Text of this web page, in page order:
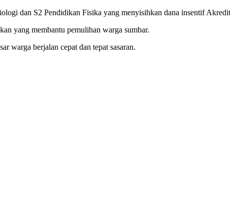
‌dan S2 Pendidikan Fisika yang menyisihkan dana insentif
yang membantu pemulihan warga ​sumbar.
warga ​berjalan cepat⁢ dan tepat⁣ sasaran.